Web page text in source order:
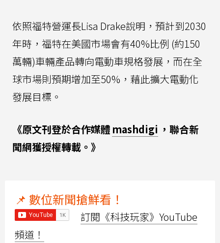
依照福特營運長Lisa Drake說明，預計到2030
年時，福特在美國市場會有40%比例 (約150
萬輛)車輛產品轉向電動車規格發展，而在全
球市場則預期增加至50%，藉此擴大電動化
發展目標。
《原文刊登於合作媒體 mashdigi ，聯合新
聞網獲授權轉載。》
📌 數位新聞搶鮮看！
訂閱《科技玩家》YouTube
頻道！